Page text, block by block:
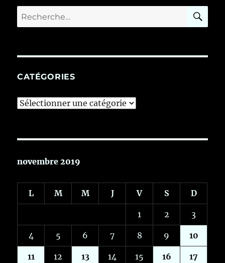
Recherche
pour :
CATÉGORIES
Catégories
novembre 2019
L M M J V S D
1 2 3
4 5 6 7 8 9 10
11 12 13 14 15 16 17